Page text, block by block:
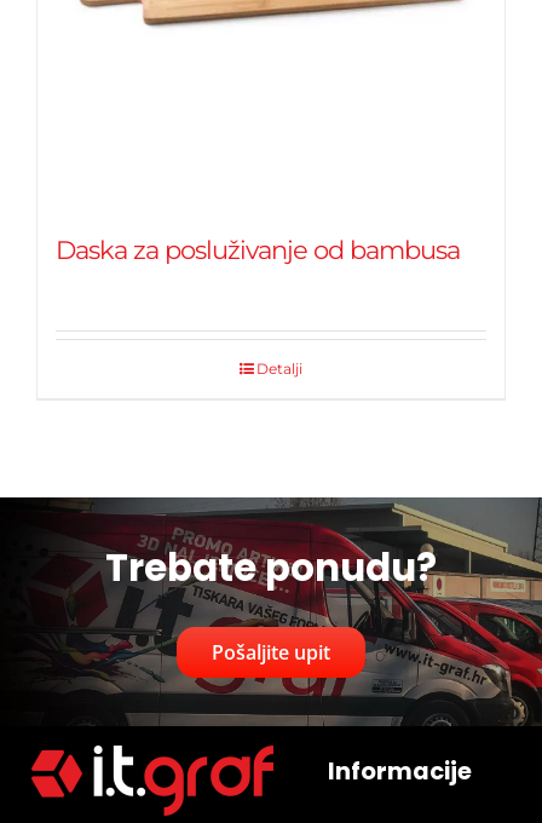
Daska za posluživanje od bambusa
Detalji
Trebate ponudu?
Pošaljite upit
Informacije